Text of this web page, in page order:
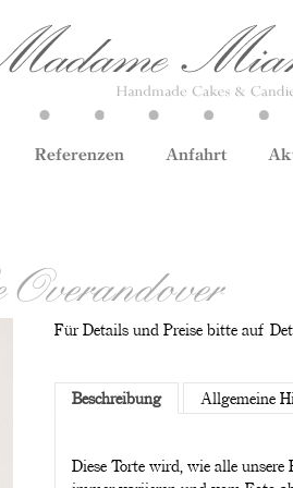
Referenzen Anfahrt
Für Details und Preise bitte auf
Beschreibung Allgemeine
Diese Torte wird, wie alle